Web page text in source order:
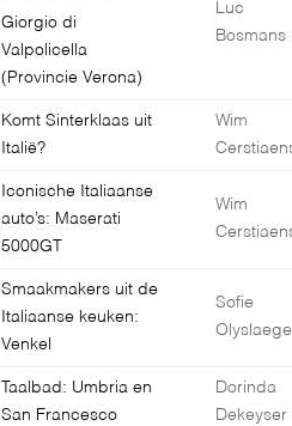
Giorgio di
Valpolicella
(Provincie Verona)
Luc
Bosmans
Komt Sinterklaas uit
Italië?
Wim
Iconische Italiaanse
auto’s: Maserati
5000GT
Wim
Smaakmakers uit de
Italiaanse keuken:
Venkel
Sofie
Taalbad: Umbria en
San Francesco
Dorinda
Dekeyser